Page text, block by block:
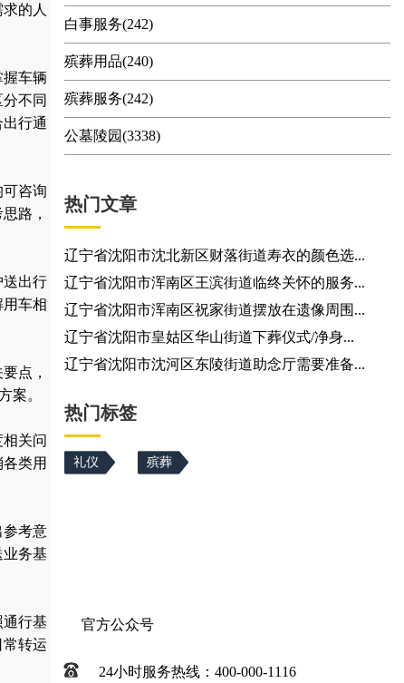
的人
车辆
不同
行通
咨询
路，
出行
车相
点，
案。
关问
类用
考意
务基
行基
转运
白事服务(242)
殡葬用品(240)
殡葬服务(242)
公墓陵园(3338)
热门文章
辽宁省沈阳市沈北新区财落街道寿衣的颜色选...
辽宁省沈阳市浑南区王滨街道临终关怀的服务...
辽宁省沈阳市浑南区祝家街道摆放在遗像周围...
辽宁省沈阳市皇姑区华山街道下葬仪式/净身...
辽宁省沈阳市沈河区东陵街道助念厅需要准备...
热门标签
礼仪 殡葬
官方公众号
24小时服务热线：400-000-1116